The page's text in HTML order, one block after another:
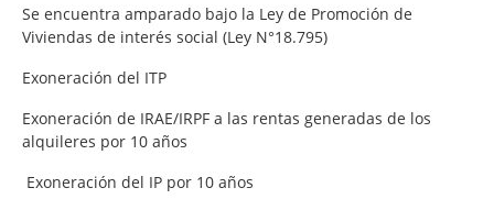
Se encuentra amparado bajo la Ley de Promoción de
Viviendas de interés social (Ley N°18.795)
Exoneración del ITP
Exoneración de IRAE/IRPF a las rentas generadas de los
alquileres por 10 años
Exoneración del IP por 10 años